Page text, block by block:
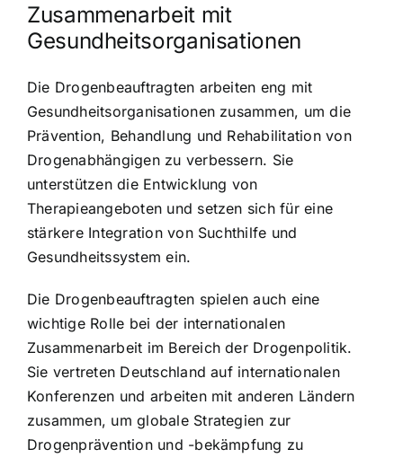
Zusammenarbeit mit
Gesundheitsorganisationen
Die Drogenbeauftragten arbeiten eng mit
Gesundheitsorganisationen zusammen, um die
Prävention, Behandlung und Rehabilitation von
Drogenabhängigen zu verbessern. Sie
unterstützen die Entwicklung von
Therapieangeboten und setzen sich für eine
stärkere Integration von Suchthilfe und
Gesundheitssystem ein.
Die Drogenbeauftragten spielen auch eine
wichtige Rolle bei der internationalen
Zusammenarbeit im Bereich der Drogenpolitik.
Sie vertreten Deutschland auf internationalen
Konferenzen und arbeiten mit anderen Ländern
zusammen, um globale Strategien zur
Drogenprävention und -bekämpfung zu